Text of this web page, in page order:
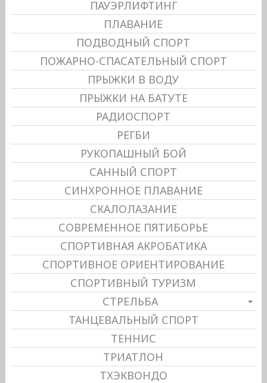
ПАУЭРЛИФТИНГ
ПЛАВАНИЕ
ПОДВОДНЫЙ СПОРТ
ПОЖАРНО-СПАСАТЕЛЬНЫЙ СПОРТ
ПРЫЖКИ В ВОДУ
ПРЫЖКИ НА БАТУТЕ
РАДИОСПОРТ
РЕГБИ
РУКОПАШНЫЙ БОЙ
САННЫЙ СПОРТ
СИНХРОННОЕ ПЛАВАНИЕ
СКАЛОЛАЗАНИЕ
СОВРЕМЕННОЕ ПЯТИБОРЬЕ
СПОРТИВНАЯ АКРОБАТИКА
СПОРТИВНОЕ ОРИЕНТИРОВАНИЕ
СПОРТИВНЫЙ ТУРИЗМ
СТРЕЛЬБА
ТАНЦЕВАЛЬНЫЙ СПОРТ
ТЕННИС
ТРИАТЛОН
ТХЭКВОНДО